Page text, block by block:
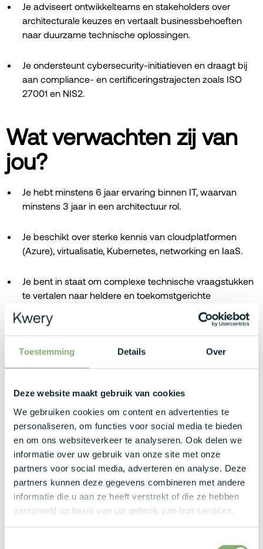
Toestemming Details Over
Deze website maakt gebruik van cookies
We gebruiken cookies om content en advertenties te
personaliseren, om functies voor social media te bieden
en om ons websiteverkeer te analyseren. Ook delen we
informatie over uw gebruik van onze site met onze
partners voor social media, adverteren en analyse. Deze
partners kunnen deze gegevens combineren met andere
informatie die u aan ze heeft verstrekt of die ze hebben
verzameld op basis van uw gebruik van hun services.
Je adviseert ontwikkelteams en stakeholders over
architecturale keuzes en vertaalt businessbehoeften
naar duurzame technische oplossingen.
Je ondersteunt cybersecurity-initiatieven en draagt bij
aan compliance- en certificeringstrajecten zoals ISO
27001 en NIS2.
Wat verwachten zij van
jou?
Je hebt minstens 6 jaar ervaring binnen IT, waarvan
minstens 3 jaar in een architectuur rol.
Je beschikt over sterke kennis van cloudplatformen
(Azure), virtualisatie, Kubernetes, networking en IaaS.
Je bent in staat om complexe technische vraagstukken
te vertalen naar heldere en toekomstgerichte
technische stakeholders en weet verandering
succesvol te begeleiden.
Wat bieden zij jou?
Een aantrekkelijk brutoloon tussen €5.000 en €7.500
per maand, afgestemd op jouw ervaring en expertise,
aangevuld met een maandelijkse netto-
onkostenvergoeding.
Een bedrijfswagen met laadpas, maaltijd- en
ecocheques, uitgebreide groeps- en